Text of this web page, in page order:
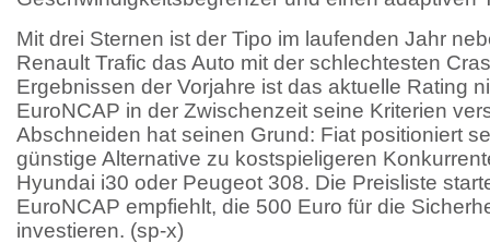
Mit drei Sternen ist der Tipo im laufenden Jahr
Renault Trafic das Auto mit der schlechtesten
Ergebnissen der Vorjahre ist das aktuelle Rating
EuroNCAP in der Zwischenzeit seine Kriterien
Abschneiden hat seinen Grund: Fiat positioniert
günstige Alternative zu kostspieligeren
Hyundai i30 oder Peugeot 308. Die Preisliste
EuroNCAP empfiehlt, die 500 Euro für die
investieren. (sp-x)